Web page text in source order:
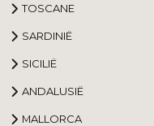
TOSCANE
SARDINIË
SICILIË
ANDALUSIË
MALLORCA